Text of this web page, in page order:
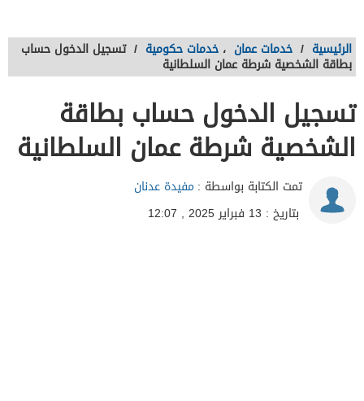
الرئيسية / خدمات عمان ، خدمات حكومية / تسجيل الدخول حساب
بطاقة الشخصية شرطة عمان السلطانية
تسجيل الدخول حساب بطاقة
الشخصية شرطة عمان السلطانية
تمت الكتابة بواسطة : مفيدة عدنان
بتاريخ : 13 فبراير 2025 , 12:07